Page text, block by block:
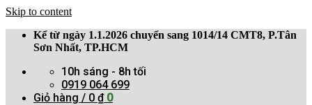
Skip to content
Kể từ ngày 1.1.2026 chuyển sang 1014/14 CMT8, P.Tân
Sơn Nhất, TP.HCM
10h sáng - 8h tối
0919 064 699
Giỏ hàng / 0 ₫ 0